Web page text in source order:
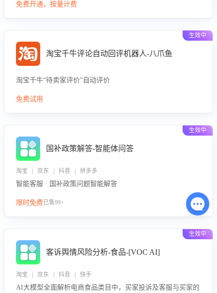
求，帮助企业制定个性化赠品组合策略，优化资源投放并淘汰
免费开通，按量计费
生效中
淘宝千牛评论自动回评机器人-八爪鱼
淘宝千牛“待卖家评价”自动评价
免费试用
生效中
国补政策解答-智能体问答
淘宝 | 京东 | 抖音 | 拼多多
智能客服 · 国补政策问题智能解答
限时免费已售99+
生效中
客诉舆情风险分析-食品-[VOC AI]
淘宝 | 京东 | 抖音 | 快手
AI大模型全面解析电商食品类目中，买家投诉及客服与买家的